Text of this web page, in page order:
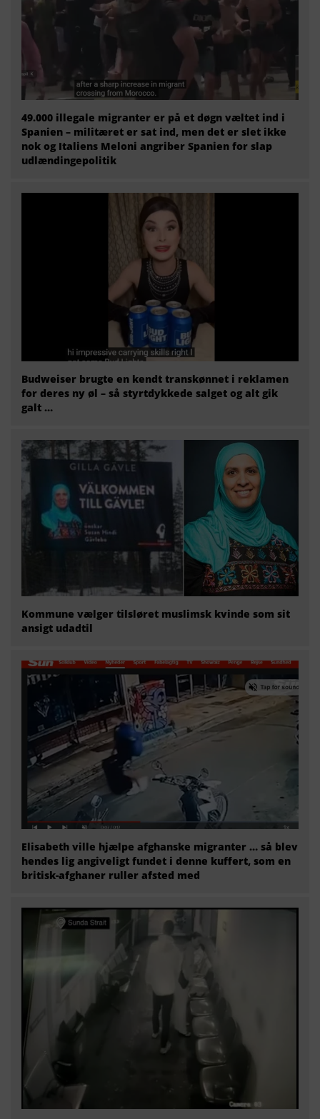
49.000 illegale migranter er på et døgn væltet ind i
Spanien – militæret er sat ind, men det er slet ikke
nok og Italiens Meloni angriber Spanien for slap
udlændingepolitik
Budweiser brugte en kendt transkønnet i reklamen
for deres ny øl – så styrtdykkede salget og alt gik
galt …
Kommune vælger tilsløret muslimsk kvinde som sit
ansigt udadtil
Elisabeth ville hjælpe afghanske migranter … så blev
hendes lig angiveligt fundet i denne kuffert, som en
britisk-afghaner ruller afsted med